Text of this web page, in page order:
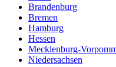
Brandenburg
Bremen
Hamburg
Hessen
Mecklenburg-
Niedersachsen